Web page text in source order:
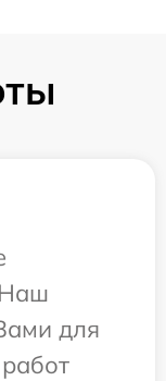
Наш
для